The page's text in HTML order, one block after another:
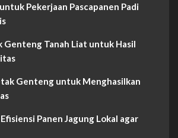
Pekerjaan Pascapanen Padi
Genteng Tanah Liat untuk Hasil
Genteng untuk Menghasilkan
Panen Jagung Lokal agar